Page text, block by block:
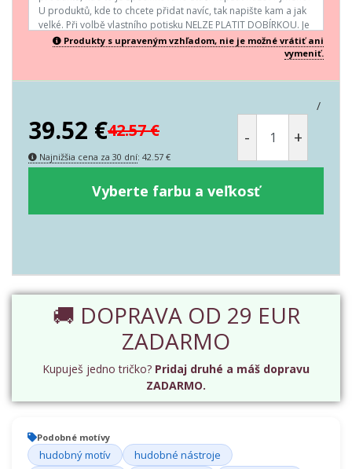
Produkty s upraveným vzhľadom, nie je možné vrátiť ani
vymeniť.
/
39.52 €42.57€
Najnižšia cena za 30 dní: 42.57 €
- +
Vyberte farbu a veľkosť
🚚 DOPRAVA OD 29 EUR
ZADARMO
Kupuješ jedno tričko? Pridaj druhé a máš dopravu
ZADARMO.
Podobné motívy
hudobný motív
hudobné nástroje